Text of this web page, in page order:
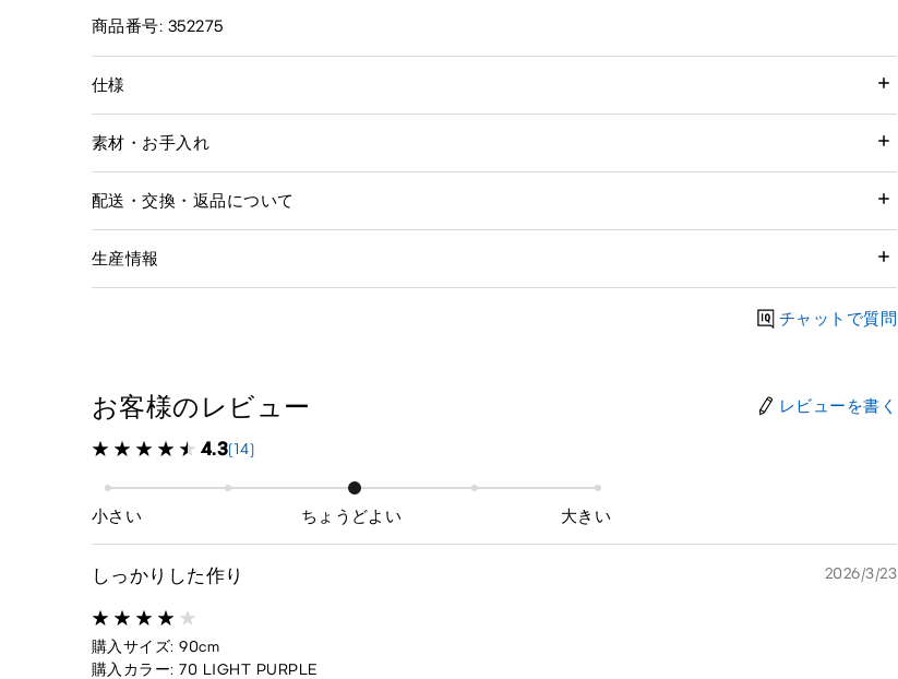
商品番号: 352275
仕様
素材・お手入れ
配送・交換・返品について
生産情報
チャットで質問
お客様のレビュー レビューを書く
4.3(14)
小さい ちょうどよい 大きい
しっかりした作り 2026/3/23
購入サイズ: 90cm
購入カラー: 70 LIGHT PURPLE